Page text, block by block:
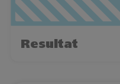
Resultat